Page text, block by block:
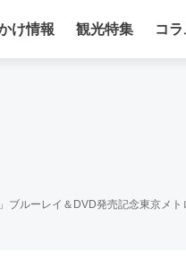
け情報 観光特集 コラ
ブルーレイ＆DVD発売記念東京メ